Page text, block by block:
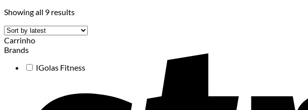
Showing all 9 resultsSorted
latest
Carrinho
Brands
IGolas Fitness